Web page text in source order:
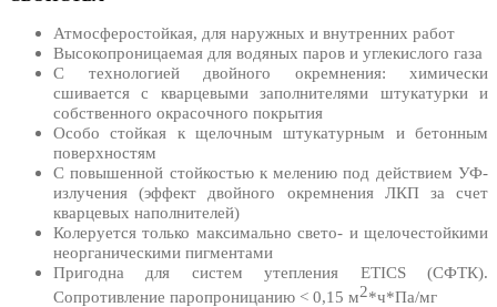
Атмосферостойкая, для наружных и внутренних работ
Высокопроницаемая для водяных паров и углекислого газа
С технологией двойного окремнения: химически
сшивается с кварцевыми заполнителями штукатурки и
собственного окрасочного покрытия
Особо стойкая к щелочным штукатурным и бетонным
поверхностям
С повышенной стойкостью к мелению под действием УФ-
излучения (эффект двойного окремнения ЛКП за счет
кварцевых наполнителей)
Колеруется только максимально свето- и щелочестойкими
неорганическими пигментами
Пригодна для систем утепления ETICS (СФТК).
Сопротивление паропроницанию < 0,15 м2*ч*Па/мг